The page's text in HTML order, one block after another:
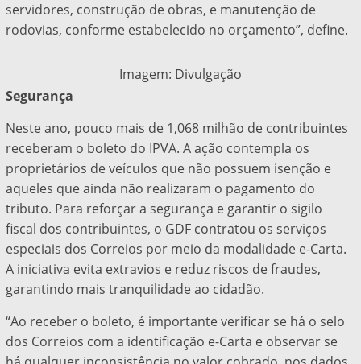
servidores, construção de obras, e manutenção de
rodovias, conforme estabelecido no orçamento”, define.
Imagem: Divulgação
Segurança
Neste ano, pouco mais de 1,068 milhão de contribuintes
receberam o boleto do IPVA. A ação contempla os
proprietários de veículos que não possuem isenção e
aqueles que ainda não realizaram o pagamento do
tributo. Para reforçar a segurança e garantir o sigilo
fiscal dos contribuintes, o GDF contratou os serviços
especiais dos Correios por meio da modalidade e-Carta.
A iniciativa evita extravios e reduz riscos de fraudes,
garantindo mais tranquilidade ao cidadão.
“Ao receber o boleto, é importante verificar se há o selo
dos Correios com a identificação e-Carta e observar se